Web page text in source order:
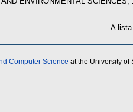
A
Computer Science at the University of